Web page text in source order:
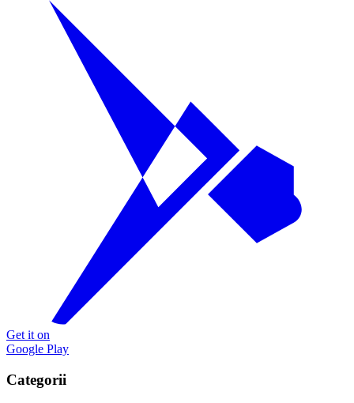
Get it on
Google Play
Categorii